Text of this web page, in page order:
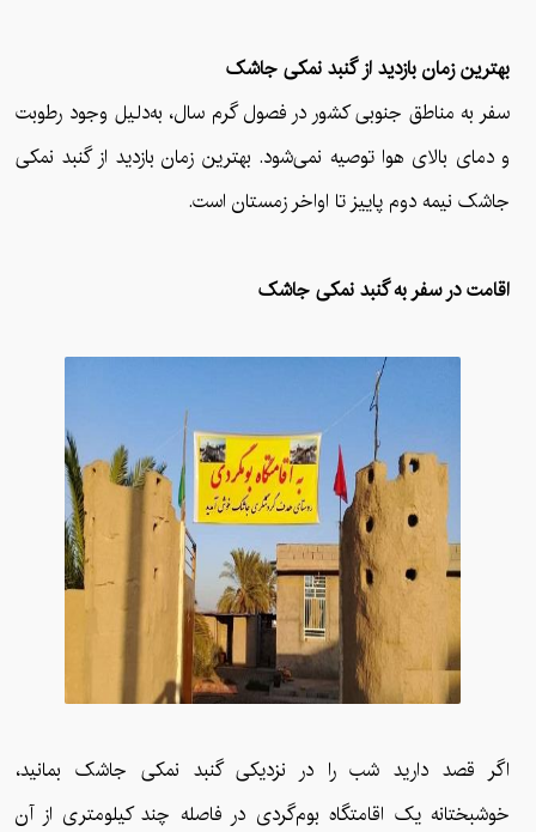
بهترین زمان بازدید از گنبد نمکی جاشک
سفر به مناطق جنوبی کشور در فصول گرم سال، به‌دلیل وجود رطوبت
و دمای بالای هوا توصیه نمی‌شود. بهترین زمان بازدید از گنبد نمکی
جاشک نیمه دوم پاییز تا اواخر زمستان است.
اقامت در سفر به گنبد نمکی جاشک
اگر قصد دارید شب را در نزدیکی گنبد نمکی جاشک بمانید،
خوشبختانه یک اقامتگاه بوم‌گردی در فاصله چند کیلومتری از آن